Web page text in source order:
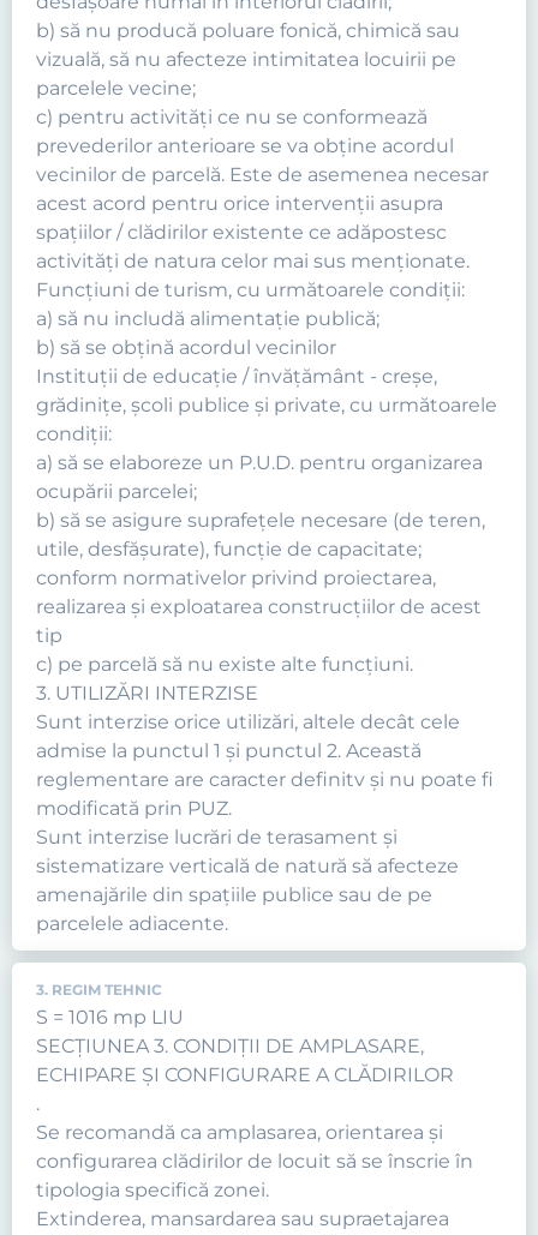
b) să nu producă poluare fonică, chimică sau
vizuală, să nu afecteze intimitatea locuirii pe
parcelele vecine;
c) pentru activităţi ce nu se conformează
prevederilor anterioare se va obţine acordul
vecinilor de parcelă. Este de asemenea necesar
acest acord pentru orice intervenţii asupra
spaţiilor / clădirilor existente ce adăpostesc
activităţi de natura celor mai sus menţionate.
Funcţiuni de turism, cu următoarele condiţii:
a) să nu includă alimentaţie publică;
b) să se obţină acordul vecinilor
Instituţii de educaţie / învăţământ - creşe,
grădiniţe, şcoli publice şi private, cu următoarele
condiţii:
a) să se elaboreze un P.U.D. pentru organizarea
ocupării parcelei;
b) să se asigure suprafeţele necesare (de teren,
utile, desfăşurate), funcţie de capacitate;
conform normativelor privind proiectarea,
realizarea şi exploatarea construcţiilor de acest
tip
c) pe parcelă să nu existe alte funcţiuni.
3. UTILIZĂRI INTERZISE
Sunt interzise orice utilizări, altele decât cele
admise la punctul 1 şi punctul 2. Această
reglementare are caracter definitv şi nu poate fi
modificată prin PUZ.
Sunt interzise lucrări de terasament şi
sistematizare verticală de natură să afecteze
amenajările din spaţiile publice sau de pe
parcelele adiacente.
3. REGIM TEHNIC
S = 1016 mp LIU
SECŢIUNEA 3. CONDIŢII DE AMPLASARE,
ECHIPARE ŞI CONFIGURARE A CLĂDIRILOR
.
Se recomandă ca amplasarea, orientarea şi
configurarea clădirilor de locuit să se înscrie în
tipologia specifică zonei.
Extinderea, mansardarea sau supraetajarea